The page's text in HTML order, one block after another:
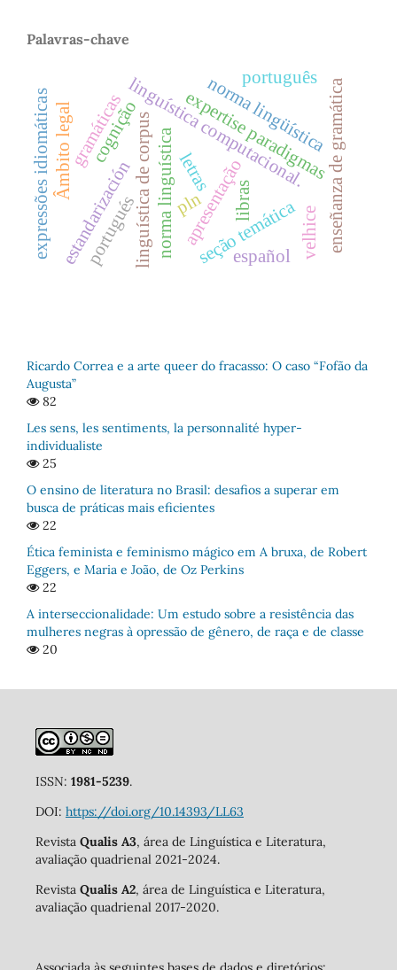
Palavras-chave
linguística de corpus
linguística computacional.
letras
apresentação
seção temática
cognição expertise paradigmas
estandarización
gramáticas enseñanza de gramática
norma lingüística
portugués español
norma linguística
português
Âmbito legal
libras
expressões idiomáticas pln
velhice
Ricardo Correa e a arte queer do fracasso: O caso “Fofão da
Augusta”
82
Les sens, les sentiments, la personnalité hyper-
individualiste
25
O ensino de literatura no Brasil: desafios a superar em
busca de práticas mais eficientes
22
Ética feminista e feminismo mágico em A bruxa, de Robert
Eggers, e Maria e João, de Oz Perkins
22
A interseccionalidade: Um estudo sobre a resistência das
mulheres negras à opressão de gênero, de raça e de classe
20
ISSN: 1981-5239.
DOI: https://doi.org/10.14393/LL63
Revista Qualis A3, área de Linguística e Literatura,
avaliação quadrienal 2021-2024.
Revista Qualis A2, área de Linguística e Literatura,
avaliação quadrienal 2017-2020.